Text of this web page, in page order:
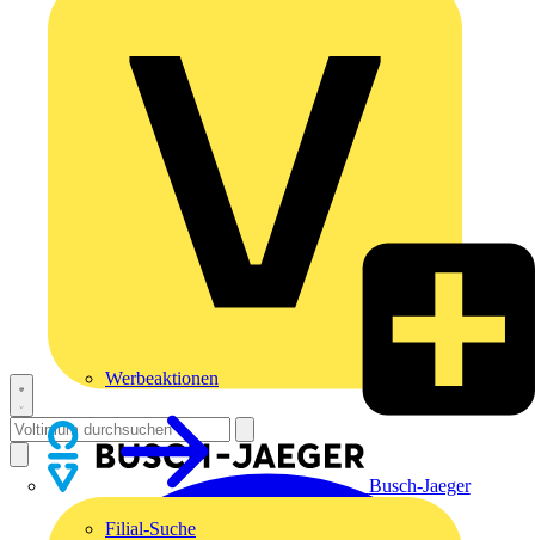
Busch-Jaeger
Werbeaktionen
Filial-Suche